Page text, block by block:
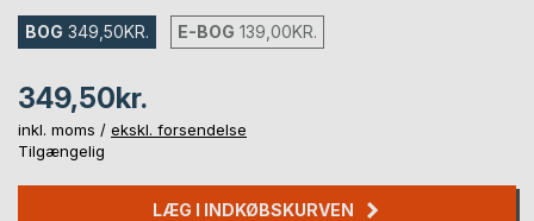
BOG 349,50KR. E-BOG 139,00KR.
349,50kr.
inkl. moms / ekskl. forsendelse
Tilgængelig
LÆG I INDKØBSKURVEN